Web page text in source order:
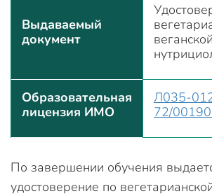
Выдаваемый
документ
веганской
Образовательная
лицензия ИМО
Л035-
72/
По завершении обучения
удостоверение по